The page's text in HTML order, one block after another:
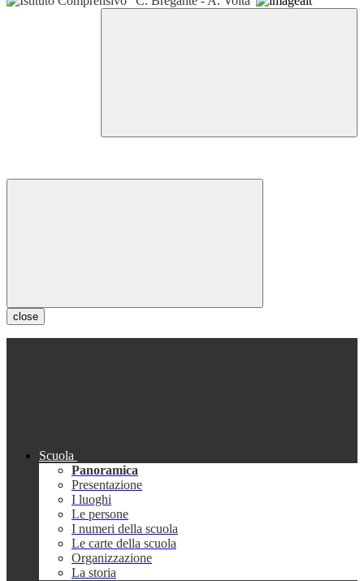
close
Scuola
Panoramica
Presentazione
I luoghi
Le persone
I numeri della scuola
Le carte della scuola
Organizzazione
La storia